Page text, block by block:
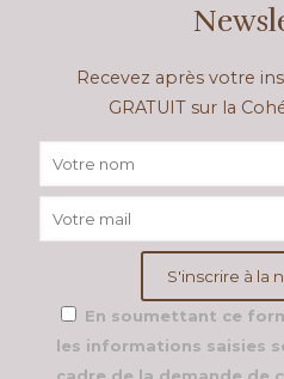
Recevez après votre
GRATUIT sur la
En soumettant ce
les informations saisies
cadre de la demande de